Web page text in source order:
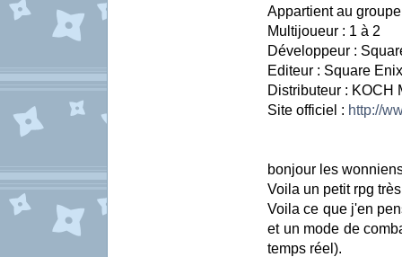
Appartient au
Multijoueur : 1 à 2
Développeur :
Editeur : Square Enix
Distributeur : KOCH
Site officiel : http://
bonjour les
Voila un petit rpg
Voila ce que j'en
et un mode de
temps réel).